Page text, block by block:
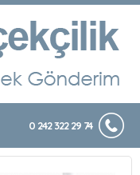
0 242 322 29 74